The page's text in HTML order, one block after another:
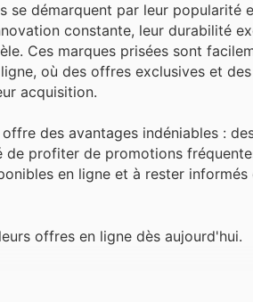
se démarquent par leur popularité
constante, leur durabilité
Ces marques prisées sont
où des offres exclusives et
acquisition.
des avantages indéniables :
profiter de promotions
en ligne et à rester
offres en ligne dès aujourd'hui.